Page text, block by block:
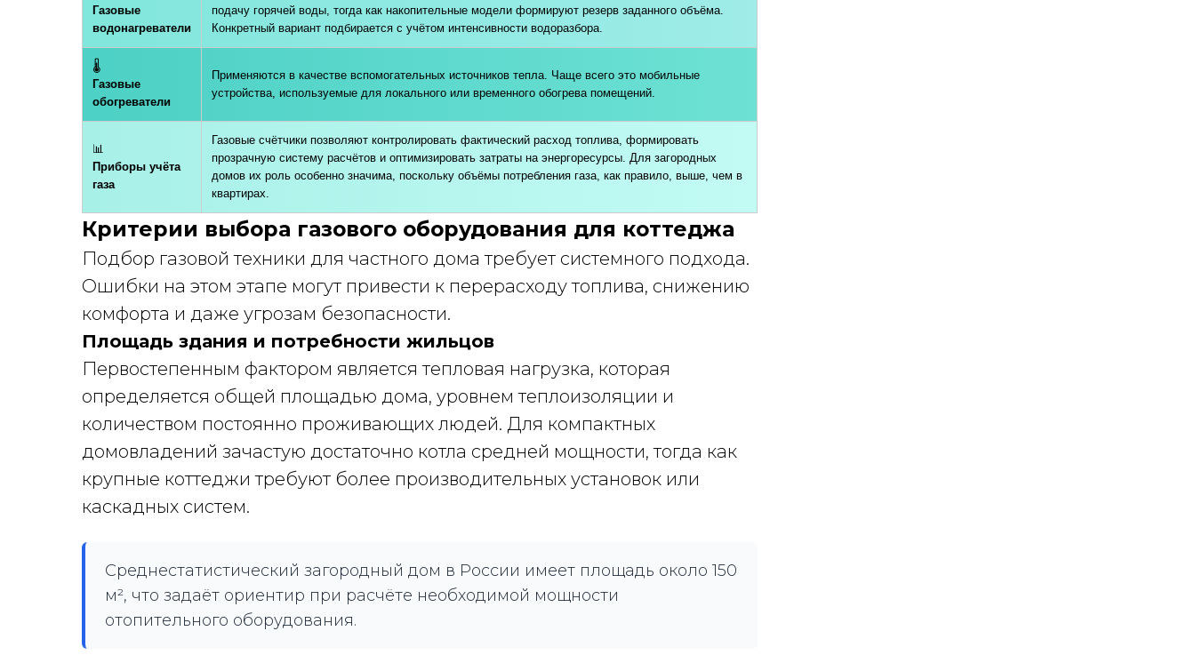
Газовые
водонагреватели
подачу горячей воды, тогда как накопительные модели формируют резерв заданного объёма.
Конкретный вариант подбирается с учётом интенсивности водоразбора.
🌡
️Газовые
обогреватели
Применяются в качестве вспомогательных источников тепла. Чаще всего это мобильные
устройства, используемые для локального или временного обогрева помещений.
📊
Приборы учёта
газа
Газовые счётчики позволяют контролировать фактический расход топлива, формировать
прозрачную систему расчётов и оптимизировать затраты на энергоресурсы. Для загородных
домов их роль особенно значима, поскольку объёмы потребления газа, как правило, выше, чем в
квартирах.
Критерии выбора газового оборудования для коттеджа
Подбор газовой техники для частного дома требует системного подхода.
Ошибки на этом этапе могут привести к перерасходу топлива, снижению
комфорта и даже угрозам безопасности.
Площадь здания и потребности жильцов
Первостепенным фактором является тепловая нагрузка, которая
определяется общей площадью дома, уровнем теплоизоляции и
количеством постоянно проживающих людей. Для компактных
домовладений зачастую достаточно котла средней мощности, тогда как
крупные коттеджи требуют более производительных установок или
каскадных систем.
Среднестатистический загородный дом в России имеет площадь около 150
м², что задаёт ориентир при расчёте необходимой мощности
отопительного оборудования.